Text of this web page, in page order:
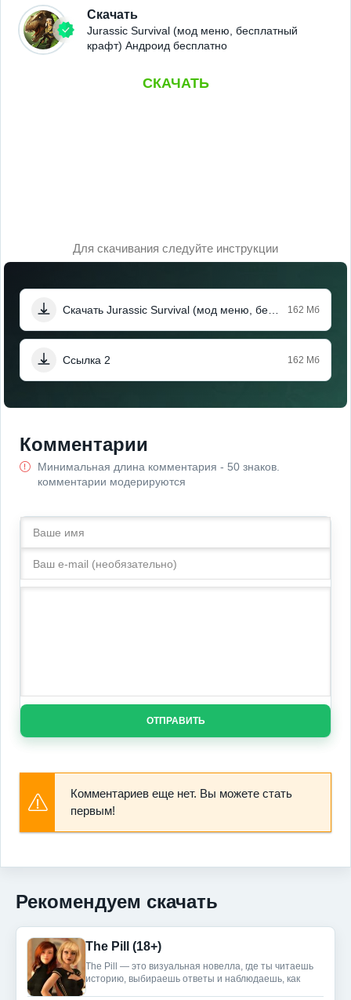
Скачать
Jurassic Survival (мод меню, бесплатный
крафт) Андроид бесплатно
СКАЧАТЬ
Для скачивания следуйте инструкции
162 Мб
Ссылка 2 162 Мб
Комментарии
Минимальная длина комментария - 50 знаков.
комментарии модерируются
ОТПРАВИТЬ
Комментариев еще нет. Вы можете стать
первым!
Рекомендуем скачать
The Pill (18+)
The Pill — это визуальная новелла, где ты читаешь
историю, выбираешь ответы и наблюдаешь, как